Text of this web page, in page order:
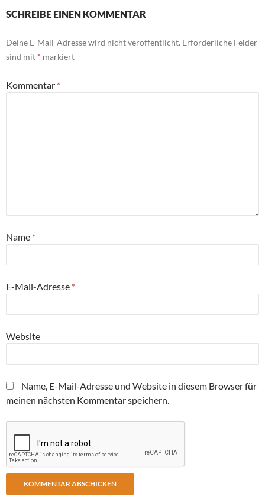
SCHREIBE EINEN KOMMENTAR
Deine E-Mail-Adresse wird nicht veröffentlicht. Erforderliche Felder
sind mit * markiert
Kommentar *
Name *
E-Mail-Adresse *
Website
Name, E-Mail-Adresse und Website in diesem Browser für
meinen nächsten Kommentar speichern.